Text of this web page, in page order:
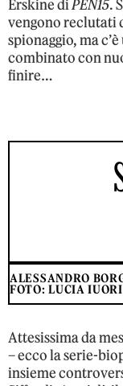
Erskine diPEN15.
vengono reclutati
spionaggio, ma
combinato con
finire…
ALESSANDRO
FOTO: LUCIA
Attesissima da
– ecco la serie-
insieme